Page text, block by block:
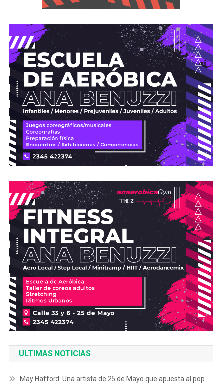
ULTIMAS NOTICIAS
May Hafford: Una artista de 25 de Mayo que apuesta al pop